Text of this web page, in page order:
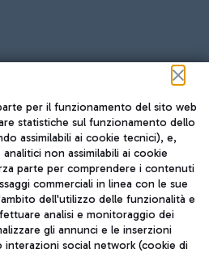
JOURNAL
ITA
per il funzionamento del sito web
statistiche sul funzionamento dello
assimilabili ai cookie tecnici), e,
non assimilabili ai cookie
parte per comprendere i contenuti
commerciali in linea con le sue
dell'utilizzo delle funzionalità e
analisi e monitoraggio dei
gli annunci e le inserzioni
interazioni social network (cookie di